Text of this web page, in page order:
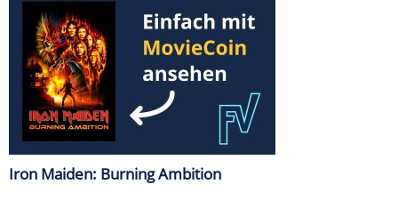
Iron Maiden: Burning Ambition